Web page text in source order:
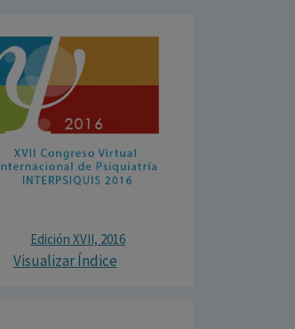
Edición XVII, 2016
Visualizar Índice